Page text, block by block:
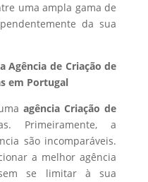
uma ampla gama de
da sua
Agência de Criação de
em Portugal
agência Criação de
Primeiramente, a
são incomparáveis.
a melhor agência
se limitar à sua